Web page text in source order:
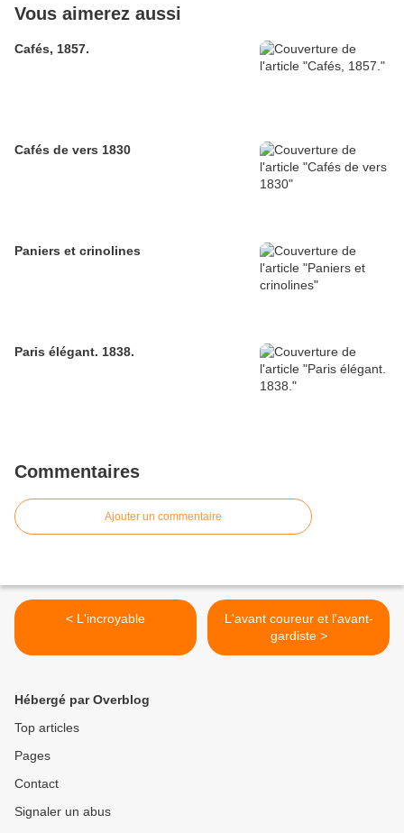
Vous aimerez aussi
Cafés, 1857.
Cafés de vers 1830
Paniers et crinolines
Paris élégant. 1838.
Commentaires
Ajouter un commentaire
< L'incroyable
L'avant coureur et l'avant-
gardiste >
Hébergé par Overblog
Top articles
Pages
Contact
Signaler un abus